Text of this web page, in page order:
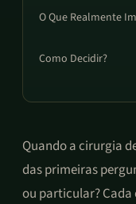
O Que Realmente
Como Decidir?
Quando a cirurgia
das primeiras
ou particular?